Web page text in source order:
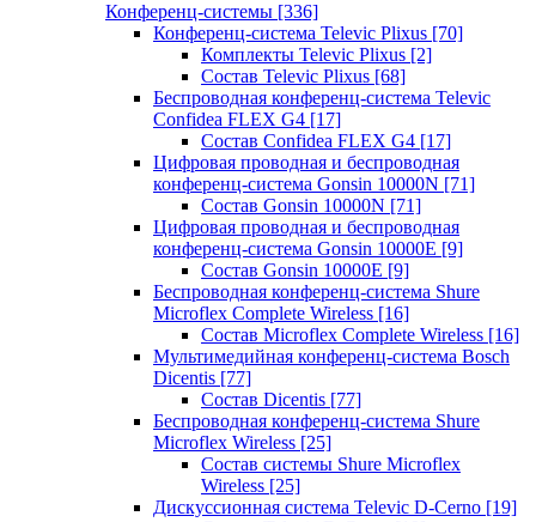
Конференц-системы [336]
Конференц-система Televic Plixus [70]
Комплекты Televic Plixus [2]
Состав Televic Plixus [68]
Беспроводная конференц-система Televic
Confidea FLEX G4 [17]
Состав Confidea FLEX G4 [17]
Цифровая проводная и беспроводная
конференц-система Gonsin 10000N [71]
Состав Gonsin 10000N [71]
Цифровая проводная и беспроводная
конференц-система Gonsin 10000E [9]
Состав Gonsin 10000E [9]
Беспроводная конференц-система Shure
Microflex Complete Wireless [16]
Состав Microflex Complete Wireless [16]
Мультимедийная конференц-система Bosch
Dicentis [77]
Состав Dicentis [77]
Беспроводная конференц-система Shure
Microflex Wireless [25]
Состав системы Shure Microflex
Wireless [25]
Дискуссионная система Televic D-Cerno [19]